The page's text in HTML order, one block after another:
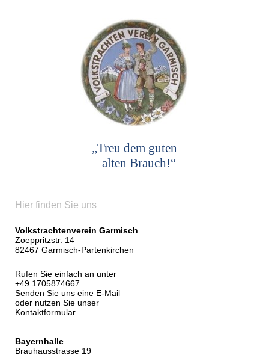
„Treu dem guten
alten Brauch!“
Hier finden Sie uns
Volkstrachtenverein Garmisch
Zoeppritzstr. 14
82467 Garmisch-Partenkirchen
Rufen Sie einfach an unter
+49 1705874667
Senden Sie uns eine E-Mail
oder nutzen Sie unser
Kontaktformular.
Bayernhalle
Brauhausstrasse 19